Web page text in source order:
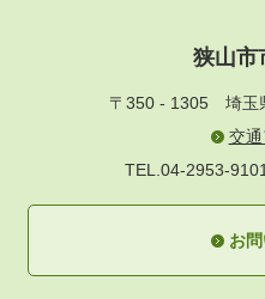
狭山市
〒350 - 1305 埼玉
交
TEL.04-2953-
お